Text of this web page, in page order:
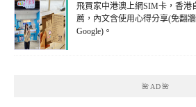
飛買家中港澳上網SIM卡，香港
薦，內文含使用心得分享(免翻
Google)。
🌺AD🌺